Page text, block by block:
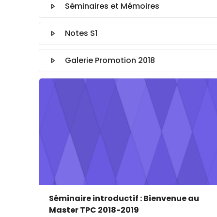
Séminaires et Mémoires
Notes S1
Galerie Promotion 2018
Image de cours" Séminaire introductif :
Image de cours
Nom du cours
Séminaire introductif : Bienvenue au
Master TPC 2018-2019